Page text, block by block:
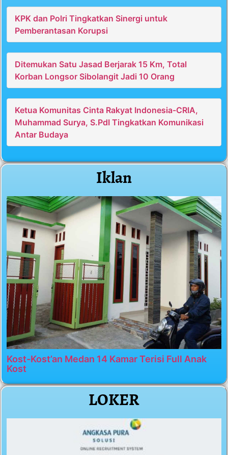
KPK dan Polri Tingkatkan Sinergi untuk
Pemberantasan Korupsi
Ditemukan Satu Jasad Berjarak 15 Km, Total
Korban Longsor Sibolangit Jadi 10 Orang
Ketua Komunitas Cinta Rakyat Indonesia-CRIA,
Muhammad Surya, S.PdI Tingkatkan Komunikasi
Antar Budaya
Iklan
Kost-Kost’an Medan 14 Kamar Terisi Full Anak
Kost
LOKER